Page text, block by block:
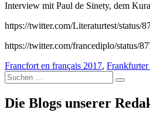
Interview mit Paul de Sinety, dem
https://twitter.com/Literaturtest/status/
https://twitter.com/francediplo/status/
Francfort en français 2017, Frankfurter
Suche
nach:
Die Blogs unserer